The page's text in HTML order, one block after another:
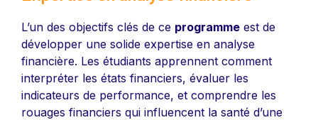
L’un des objectifs clés de ce programme est de
développer une solide expertise en analyse
financière. Les étudiants apprennent comment
interpréter les états financiers, évaluer les
indicateurs de performance, et comprendre les
rouages financiers qui influencent la santé d’une